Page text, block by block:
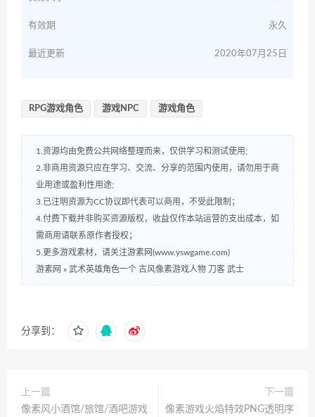
有效期 永久
最近更新 2020年07月25日
RPG游戏角色 游戏NPC 游戏角色
1.资源均由免费公共网络整理而来，仅供学习和测试使用;
2.非商用资源只应在学习、交流、分享的范围内使用，请勿用于商
业用途或盈利性用途;
3.已注明资源为CC协议即代表可以商用，不受此限制；
4.付费下载并非购买资源版权，收益仅作本站运营的支出成本，如
需商用请联系原作者授权；
5.更多游戏素材，请关注游素网(www.yswgame.com)
游素网 » 武术英雄角色一个 古风像素游戏人物 刀客 武士
分享到：
上一篇
像素风小酒馆/旅馆/酒吧游戏
下一篇
像素游戏火焰特效PNG透明序